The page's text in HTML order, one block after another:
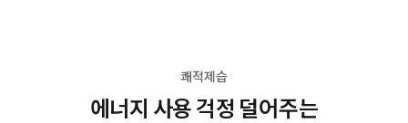
쾌적제습
에너지 사용 걱정 덜어주는